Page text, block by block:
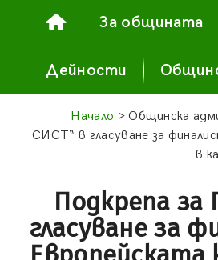
За общината
Дейности
Начало > Общинска
СИСТ“ в гласуване за
в
Подкрепа за
гласуване за